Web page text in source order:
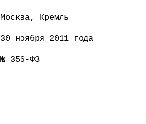
Москва, Кремль
30 ноября 2011 года
№ 356-ФЗ